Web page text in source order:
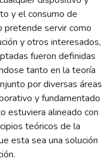
y el consumo de
pretende servir como
y otros interesados,
fueron definidas
tanto en la teoría
por diversas áreas
y fundamentado
estuviera alineado con
teóricos de la
esta sea una solución